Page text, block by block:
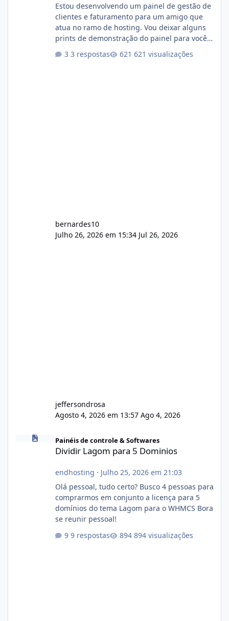
Estou desenvolvendo um painel de gestão de
clientes e faturamento para um amigo que
atua no ramo de hosting. Vou deixar alguns
prints de demonstração do painel para vocês
com cerca de 80% concluído e conta com
3 respostas 621 visualizações
bernardes10
Julho 26, 2026 em 15:34 Jul 26, 2026
jeffersondrosa
Agosto 4, 2026 em 13:57 Ago 4, 2026
Dividir Lagom para 5 Dominios
Painéis de controle & Softwares
Dividir Lagom para 5 Dominios
endhosting · Julho 25, 2026 em 21:03
Olá pessoal, tudo certo? Busco 4 pessoas para
comprarmos em conjunto a licença para 5
domínios do tema Lagom para o WHMCS Bora
se reunir pessoal!
9 respostas
894 visualizações